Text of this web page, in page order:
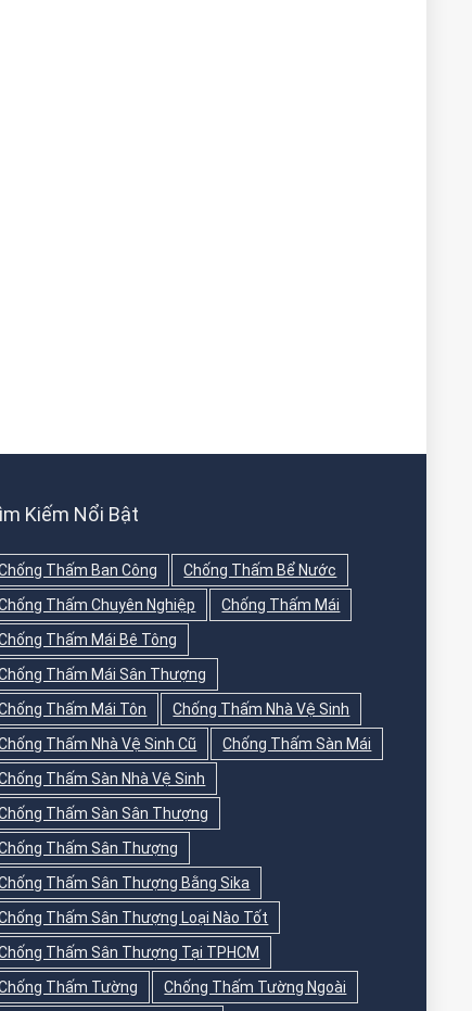
Kiếm Nổi Bật
Thấm Ban Công
Chống Thấm Bể Nước
Thấm Chuyên Nghiệp
Chống Thấm Mái
Thấm Mái Bê Tông
Thấm Mái Sân Thượng
Thấm Mái Tôn
Chống Thấm Nhà Vệ Sinh
Thấm Nhà Vệ Sinh Cũ
Chống Thấm Sàn Mái
Thấm Sàn Nhà Vệ Sinh
Thấm Sàn Sân Thượng
Thấm Sân Thượng
Thấm Sân Thượng Bằng Sika
Thấm Sân Thượng Loại Nào Tốt
Thấm Sân Thượng Tại TPHCM
Thấm Tường
Chống Thấm Tường Ngoài